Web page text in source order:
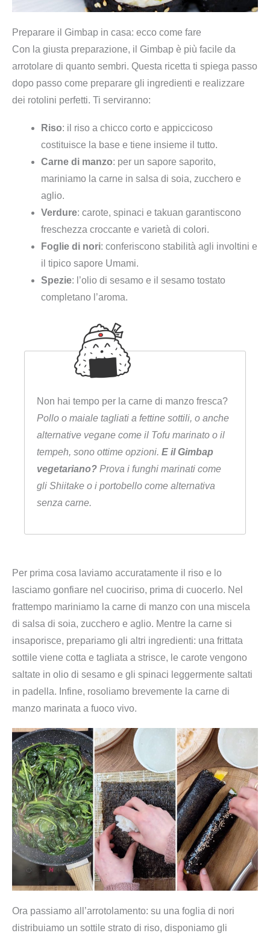
Preparare il Gimbap in casa: ecco come fare
Con la giusta preparazione, il Gimbap è più facile da
arrotolare di quanto sembri. Questa ricetta ti spiega passo
dopo passo come preparare gli ingredienti e realizzare
dei rotolini perfetti. Ti serviranno:
Riso: il riso a chicco corto e appiccicoso
costituisce la base e tiene insieme il tutto.
Carne di manzo: per un sapore saporito,
mariniamo la carne in salsa di soia, zucchero e
aglio.
Verdure: carote, spinaci e takuan garantiscono
freschezza croccante e varietà di colori.
Foglie di nori: conferiscono stabilità agli involtini e
il tipico sapore Umami.
Spezie: l’olio di sesamo e il sesamo tostato
completano l’aroma.
Non hai tempo per la carne di manzo fresca?
Pollo o maiale tagliati a fettine sottili, o anche
alternative vegane come il Tofu marinato o il
tempeh, sono ottime opzioni. E il Gimbap
vegetariano? Prova i funghi marinati come
gli Shiitake o i portobello come alternativa
senza carne.
Per prima cosa laviamo accuratamente il riso e lo
lasciamo gonfiare nel cuociriso, prima di cuocerlo. Nel
frattempo mariniamo la carne di manzo con una miscela
di salsa di soia, zucchero e aglio. Mentre la carne si
insaporisce, prepariamo gli altri ingredienti: una frittata
sottile viene cotta e tagliata a strisce, le carote vengono
saltate in olio di sesamo e gli spinaci leggermente saltati
in padella. Infine, rosoliamo brevemente la carne di
manzo marinata a fuoco vivo.
Ora passiamo all’arrotolamento: su una foglia di nori
distribuiamo un sottile strato di riso, disponiamo gli